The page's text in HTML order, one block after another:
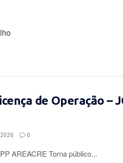
de Operação –
0
AREACRE Torna público...